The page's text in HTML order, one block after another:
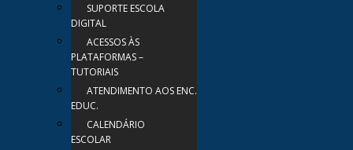
SUPORTE ESCOLA
DIGITAL
ACESSOS ÀS
PLATAFORMAS –
TUTORIAIS
ATENDIMENTO AOS ENC.
EDUC.
CALENDÁRIO
ESCOLAR